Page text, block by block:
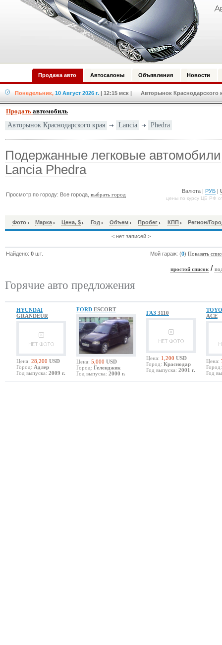
Продажа авто Автосалоны Объявления Новости
Понедельник, 10 Август 2026 г. | 12:15 мск | Авторынок Краснодарского
Продать автомобиль
Авторынок Краснодарского края
Lancia Phedra
Подержанные легковые автомобили
Lancia Phedra
Просмотр по городу: Все города,выбрать город
Валюта | РУБ |
цены по курсу ЦБ РФ
Фото Марка Цена, $ Год Объем Пробег КПП Регион/
< нет записей >
Найдено:0 шт. Мой гараж: (0)Показать
простой список/
Горячие авто предложения
HYUNDAI
GRANDEUR
Цена: 28,200 USD
Город: Адлер
Год выпуска: 2009 г.
FORD ESCORT
Цена: 5,000 USD
Город: Геленджик
Год выпуска: 2000 г.
ГАЗ 3110
Цена: 1,200 USD
Город: Краснодар
Год выпуска: 2001 г.
ACE
Цена:
Город:
Год